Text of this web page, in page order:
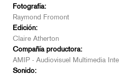
Fotografía:
Raymond Fromont
Edición:
Claire Atherton
Compañía productora:
AMIP - Audiovisuel Multimedia
Sonido: